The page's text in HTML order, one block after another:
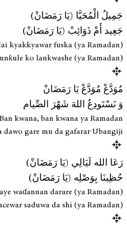
جَمِيلُ الْمُحَيَّا (يَا رَمَضَانْ)
جَعِيد أَمْ ذَوَائِبْ (يَا رَمَضَانْ)
kyakkyawar fuska (ya Ramadan)
ko lankwashe (ya Ramadan)
مُوَدَّعْ مُوَدَّعْ يَا رَمَضَانْ
وَ نَسْتَودِعُ اللهَ شَهْرَ الصِّيام
Ban kwana, ban kwana ya Ramadan
dawo gare mu da gafarar Ubangiji
رَعَا الله لَيَالِي (يَا رَمَضَانْ)
حُظِينَا بِوَصْلِه (يَا رَمَضَانْ)
waɗannan darare (ya Ramadan)
saduwa da shi (ya Ramadan)